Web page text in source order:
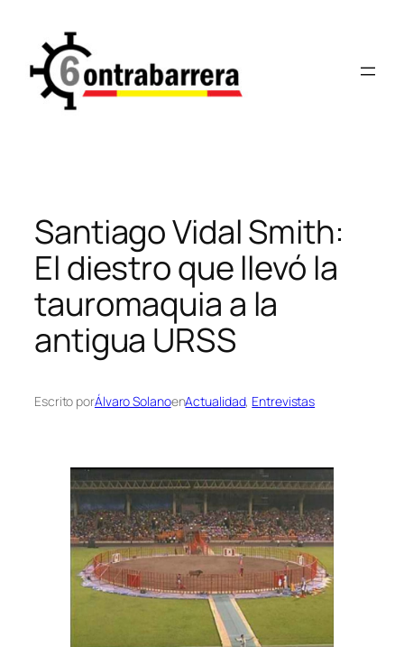
contenido
Santiago Vidal Smith:
El diestro que llevó la
tauromaquia a la
antigua URSS
Escrito porÁlvaro SolanoenActualidad, Entrevistas